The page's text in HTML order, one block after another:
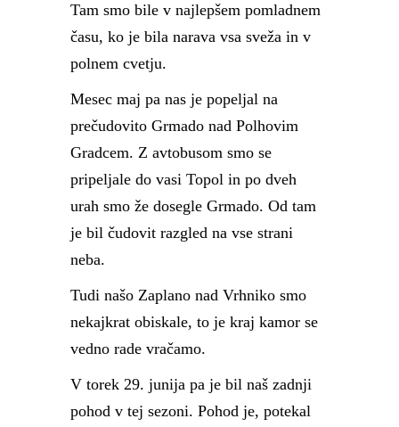
Tam smo bile v najlepšem pomladnem
času, ko je bila narava vsa sveža in v
polnem cvetju.
Mesec maj pa nas je popeljal na
prečudovito Grmado nad Polhovim
Gradcem. Z avtobusom smo se
pripeljale do vasi Topol in po dveh
urah smo že dosegle Grmado. Od tam
je bil čudovit razgled na vse strani
neba.
Tudi našo Zaplano nad Vrhniko smo
nekajkrat obiskale, to je kraj kamor se
vedno rade vračamo.
V torek 29. junija pa je bil naš zadnji
pohod v tej sezoni. Pohod je, potekal